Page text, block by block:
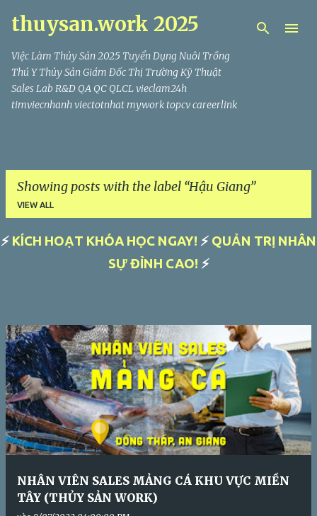
Skip to main content
thuysan.work 2025
Việc Làm Thủy Sản 2025 Tuyển Dụng Nuôi Trồng
Thú Y Thủy Sản Giám Đốc Thị Trường Kỹ Thuật
Sales Lab R&D QA QC QLCL vieclam24h
timviecnhanh viectotnhat mywork topcv careerlink
Showing posts with the label Hậu Giang
VIEW ALL
s
⚡ KÍCH HOẠT KHÓA HỌC NGAY! ⚡ QUẢN TRỊ NHÂN
SỰ ĐỈNH CAO! ⚡
NHÂN VIÊN SALES MẢNG CÁ KHU VỰC MIỀN
TÂY (THỦY SẢN WORK)